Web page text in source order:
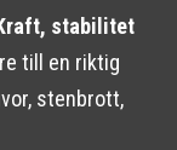
stabilitet
till en riktig
stenbrott,